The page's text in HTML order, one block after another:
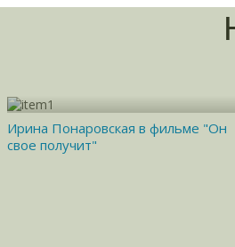
Ирина Понаровская в фильме "Он
свое получит"